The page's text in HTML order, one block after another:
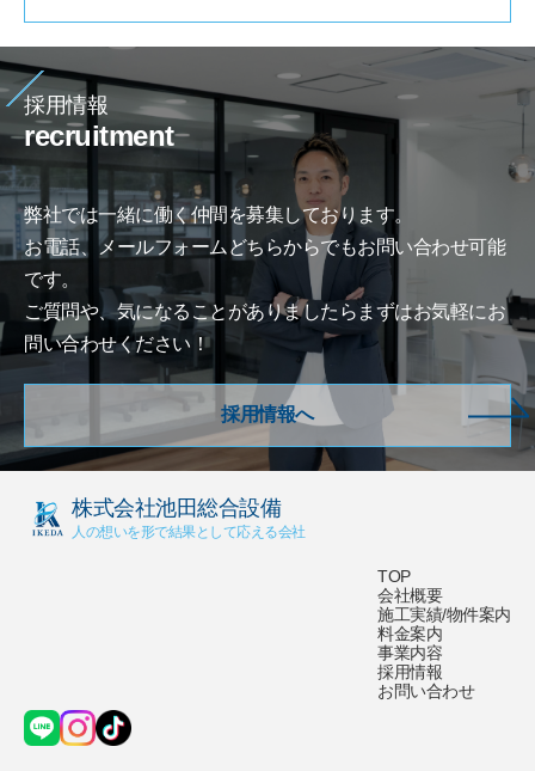
採用情報
recruitment
弊社では一緒に働く仲間を募集しております。
お電話、メールフォームどちらからでもお問い合わせ可能
です。
ご質問や、気になることがありましたらまずはお気軽にお
問い合わせください！
採用情報へ
株式会社池田総合設備
人の想いを形で結果として応える会社
TOP
会社概要
施工実績/物件案内
料金案内
事業内容
採用情報
お問い合わせ